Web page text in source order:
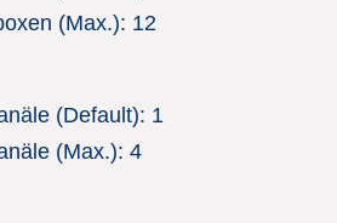
(Max.): 12
(Default): 1
(Max.): 4